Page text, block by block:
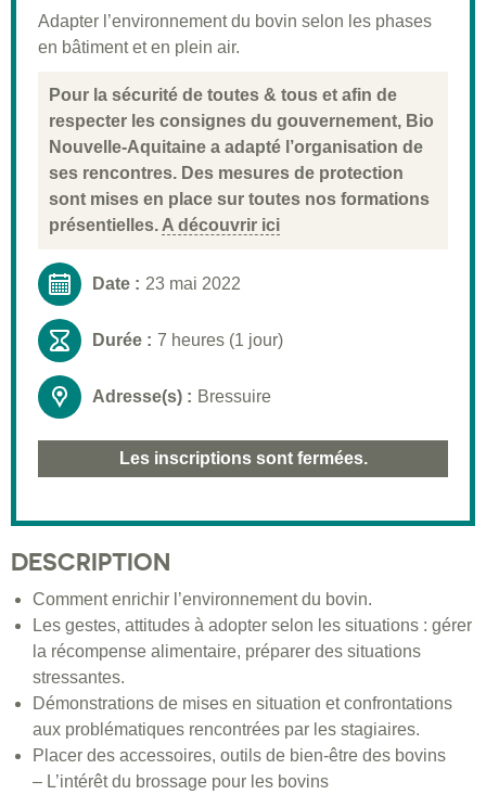
Validation
Moyens pédagogiques
Informations pratiques
Adapter l’environnement du bovin selon les phases
en bâtiment et en plein air.
Pour la sécurité de toutes & tous et afin de
respecter les consignes du gouvernement, Bio
Nouvelle-Aquitaine a adapté l’organisation de
ses rencontres. Des mesures de protection
sont mises en place sur toutes nos formations
présentielles. A découvrir ici
Date : 23 mai 2022
Durée : 7 heures (1 jour)
Adresse(s) : Bressuire
Les inscriptions sont fermées.
DESCRIPTION
Comment enrichir l’environnement du bovin.
Les gestes, attitudes à adopter selon les situations : gérer
la récompense alimentaire, préparer des situations
stressantes.
Démonstrations de mises en situation et confrontations
aux problématiques rencontrées par les stagiaires.
Placer des accessoires, outils de bien-être des bovins
– L’intérêt du brossage pour les bovins